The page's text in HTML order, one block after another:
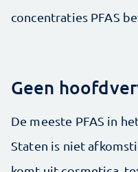
concentraties PFAS
Geen
De meeste PFAS in
Staten is niet